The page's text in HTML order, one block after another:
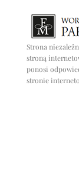
Strona
stroną
ponosi
stronie